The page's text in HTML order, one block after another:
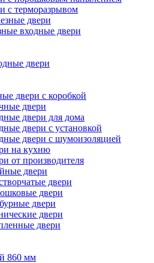
с терморазрывом
двери
входные двери
двери
двери с коробкой
двери
двери для дома
двери с установкой
двери с шумоизоляцией
на кухню
от производителя
двери
двери
двери
двери
двери
двери
860 мм